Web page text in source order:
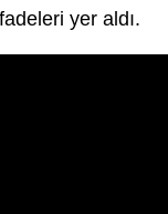
yer aldı.